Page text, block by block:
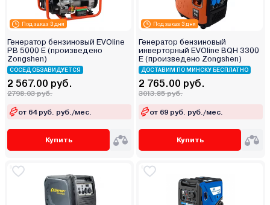
Под заказ 3 дня
Генератор бензиновый EVOline
PB 5000 E (произведено
Zongshen)
СОСЕД ОБЗАВИДУЕТСЯ
2 567.00 руб.
2798.03 руб.
от 64 руб. руб./мес.
Купить
Под заказ 3 дня
Генератор бензиновый
инверторный EVOline BQH 3300
E (произведено Zongshen)
ДОСТАВИМ ПО МИНСКУ БЕСПЛАТНО
2 765.00 руб.
3013.85 руб.
от 69 руб. руб./мес.
Купить